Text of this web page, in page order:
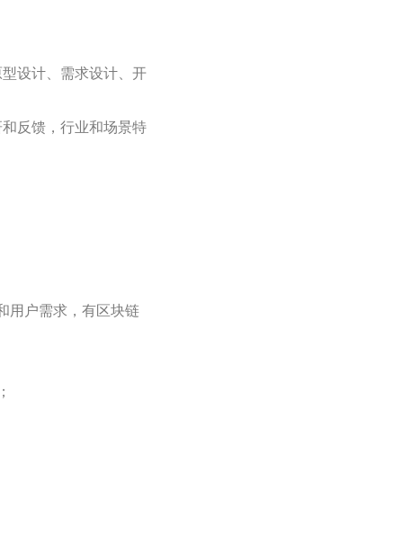
设计、需求设计、开
反馈，行业和场景特
用户需求，有区块链